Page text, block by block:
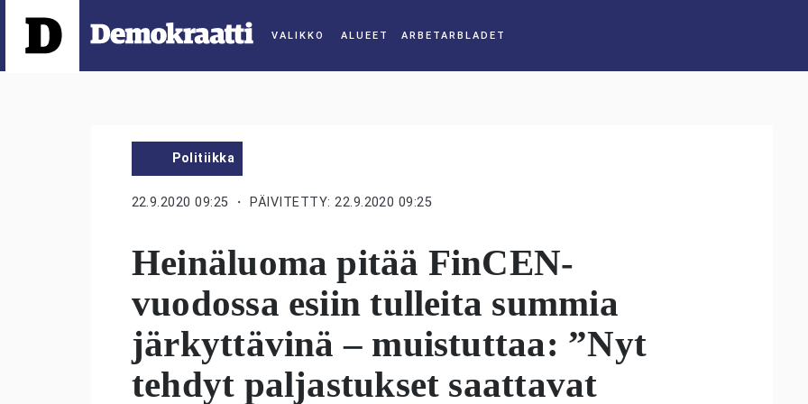
ALUEET
Politiikka
22.9.2020 09:25 ・ PÄIVITETTY: 22.9.2020 09:25
Heinäluoma pitää FinCEN-
vuodossa esiin tulleita summia
järkyttävinä – muistuttaa: ”Nyt
tehdyt paljastukset saattavat